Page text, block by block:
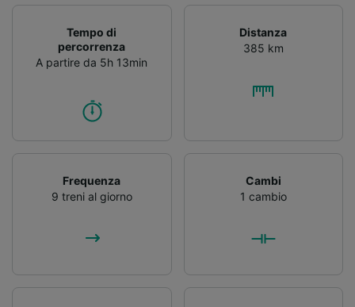
Tempo di
percorrenza
A partire da 5h 13min
Distanza
385 km
Frequenza
9 treni al giorno
Cambi
1 cambio